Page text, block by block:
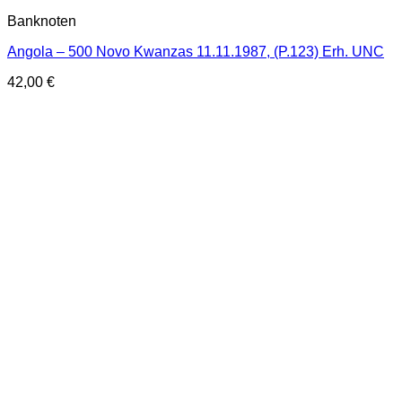
Banknoten
Angola – 500 Novo Kwanzas 11.11.1987, (P.123) Erh. UNC
42,00 €